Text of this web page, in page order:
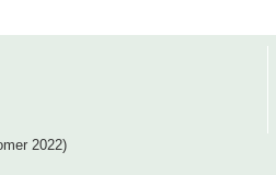
2022)